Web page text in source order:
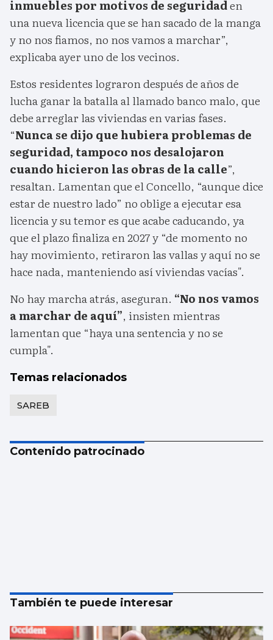
inmuebles por motivos de seguridaden
una nueva licencia que se han sacado de la manga
y no nos fiamos, no nos vamos a marchar”,
explicaba ayer uno de los vecinos.
Estos residentes lograron después de años de
lucha ganar la batalla al llamado banco malo, que
debe arreglar las viviendas en varias fases.
“Nunca se dijo que hubiera problemas de
seguridad, tampoco nos desalojaron
cuando hicieron las obras de la calle”,
resaltan. Lamentan que el Concello, “aunque dice
estar de nuestro lado” no oblige a ejecutar esa
licencia y su temor es que acabe caducando, ya
que el plazo finaliza en 2027 y “de momento no
hay movimiento, retiraron las vallas y aquí no se
hace nada, manteniendo así viviendas vacías".
No hay marcha atrás, aseguran. “No nos vamos
a marchar de aquí”, insisten mientras
lamentan que “haya una sentencia y no se
cumpla".
Temas relacionados
SAREB
Contenido patrocinado
También te puede interesar